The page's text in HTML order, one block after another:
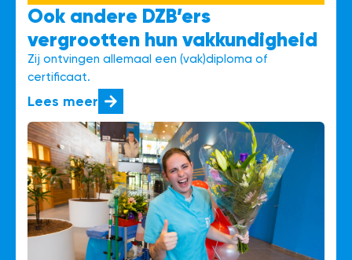
Ook andere DZB’ers
vergrootten hun vakkundigheid
Zij ontvingen allemaal een (vak)diploma of
certificaat.
Lees meer